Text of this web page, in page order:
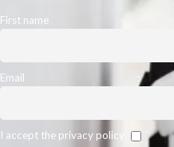
First name
Email